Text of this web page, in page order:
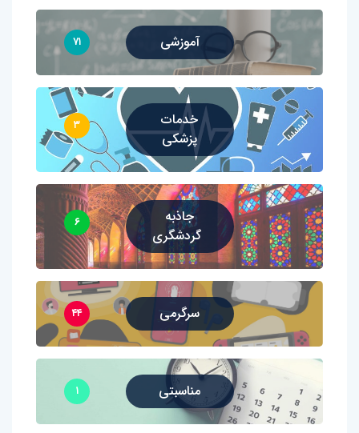
آموزشی ۷۱
خدمات
پزشکی
۳
جاذبه
گردشگری
۶
سرگرمی ۴۴
مناسبتی ۱